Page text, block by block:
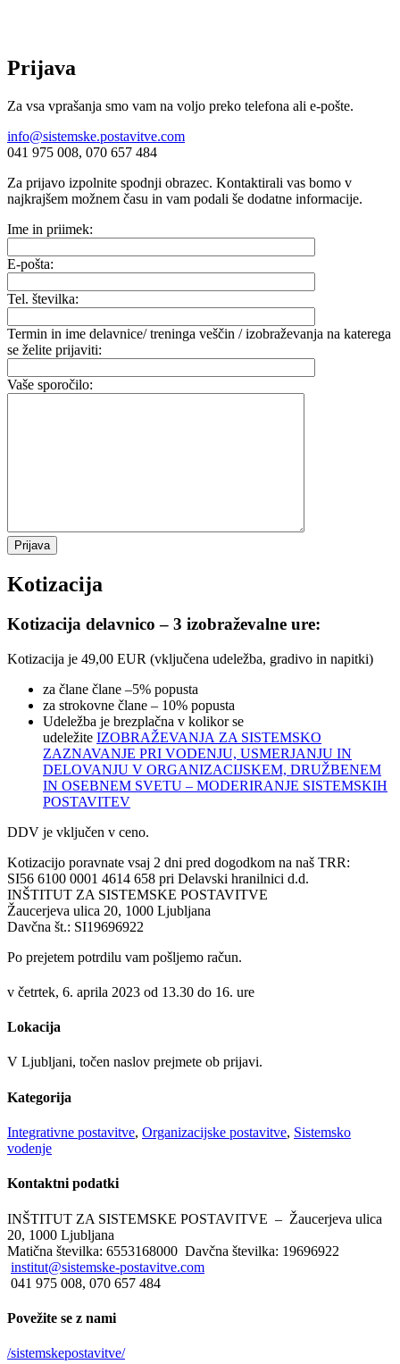
Prijava
Za vsa vprašanja smo vam na voljo preko telefona ali e-pošte.
info@sistemske.postavitve.com
041 975 008, 070 657 484
Za prijavo izpolnite spodnji obrazec. Kontaktirali vas bomo v
najkrajšem možnem času in vam podali še dodatne informacije.
Ime in priimek:
E-pošta:
Tel. številka:
Termin in ime delavnice/ treninga veščin / izobraževanja na katerega
se želite prijaviti:
Vaše sporočilo:
Kotizacija
Kotizacija delavnico – 3 izobraževalne ure:
Kotizacija je 49,00 EUR (vključena udeležba, gradivo in napitki)
za člane člane –5% popusta
za strokovne člane – 10% popusta
Udeležba je brezplačna v kolikor se
udeležite IZOBRAŽEVANJA ZA SISTEMSKO
ZAZNAVANJE PRI VODENJU, USMERJANJU IN
DELOVANJU V ORGANIZACIJSKEM, DRUŽBENEM
IN OSEBNEM SVETU – MODERIRANJE SISTEMSKIH
POSTAVITEV
DDV je vključen v ceno.
Kotizacijo poravnate vsaj 2 dni pred dogodkom na naš TRR:
SI56 6100 0001 4614 658 pri Delavski hranilnici d.d.
INŠTITUT ZA SISTEMSKE POSTAVITVE
Žaucerjeva ulica 20, 1000 Ljubljana
Davčna št.: SI19696922
Po prejetem potrdilu vam pošljemo račun.
v četrtek, 6. aprila 2023 od 13.30 do 16. ure
Lokacija
V Ljubljani, točen naslov prejmete ob prijavi.
Kategorija
Integrativne postavitve, Organizacijske postavitve, Sistemsko
vodenje
Kontaktni podatki
INŠTITUT ZA SISTEMSKE POSTAVITVE – Žaucerjeva ulica
20, 1000 Ljubljana
Matična številka: 6553168000 Davčna številka: 19696922
institut@sistemske-postavitve.com
041 975 008, 070 657 484
Povežite se z nami
/sistemskepostavitve/